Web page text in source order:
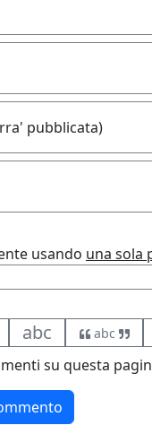
pubblicata)
usando una sola
abc abc
su questa